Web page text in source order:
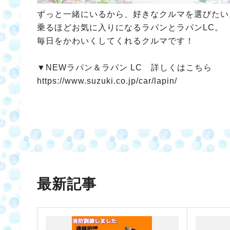
ずっと一緒にいるから、好きなクルマを選びた
乗るほどお気に入りになるラパンとラパンLC。
毎日をかわいくしてくれるクルマです！
▼NEWラパン＆ラパン LC 詳しくはこちら
https://www.suzuki.co.jp/car/lapin/
最新記事